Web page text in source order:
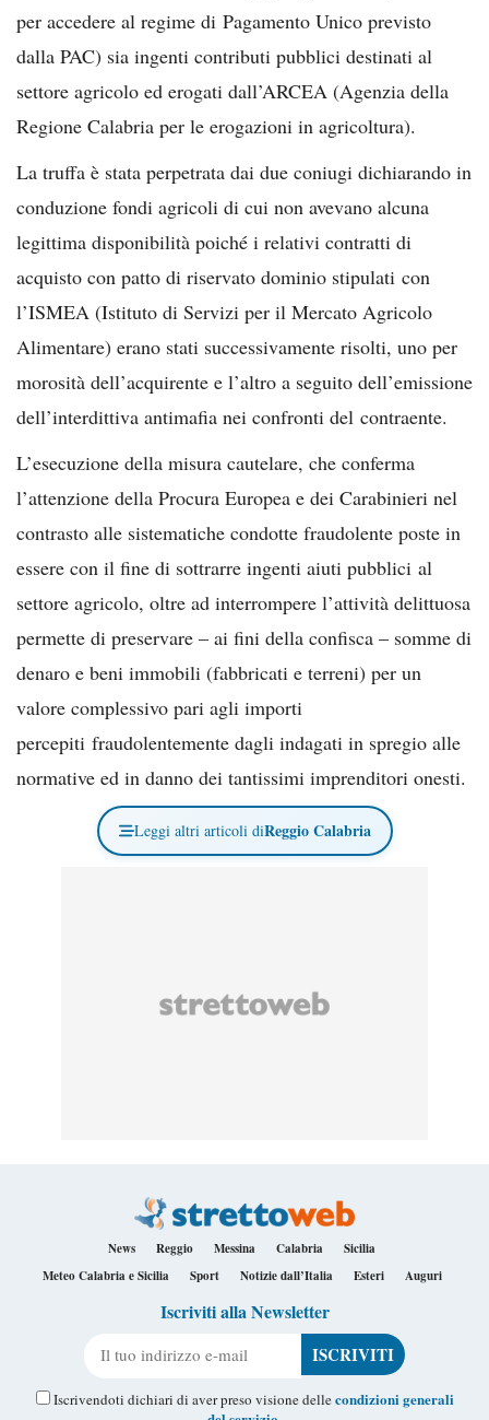
per accedere al regime di Pagamento Unico previsto
dalla PAC) sia ingenti contributi pubblici destinati al
settore agricolo ed erogati dall’ARCEA (Agenzia della
Regione Calabria per le erogazioni in agricoltura).
La truffa è stata perpetrata dai due coniugi dichiarando in
conduzione fondi agricoli di cui non avevano alcuna
legittima disponibilità poiché i relativi contratti di
acquisto con patto di riservato dominio stipulati con
l’ISMEA (Istituto di Servizi per il Mercato Agricolo
Alimentare) erano stati successivamente risolti, uno per
morosità dell’acquirente e l’altro a seguito dell’emissione
dell’interdittiva antimafia nei confronti del contraente.
L’esecuzione della misura cautelare, che conferma
l’attenzione della Procura Europea e dei Carabinieri nel
contrasto alle sistematiche condotte fraudolente poste in
essere con il fine di sottrarre ingenti aiuti pubblici al
settore agricolo, oltre ad interrompere l’attività delittuosa
permette di preservare – ai fini della confisca – somme di
denaro e beni immobili (fabbricati e terreni) per un
valore complessivo pari agli importi
percepiti fraudolentemente dagli indagati in spregio alle
normative ed in danno dei tantissimi imprenditori onesti.
Leggi altri articoli diReggio Calabria
News Reggio Messina Calabria
Sicilia
Meteo Calabria e Sicilia
Sport Notizie dall’Italia Esteri Auguri
Iscriviti alla Newsletter
Iscrivendoti dichiari di aver preso visione dellecondizioni generali